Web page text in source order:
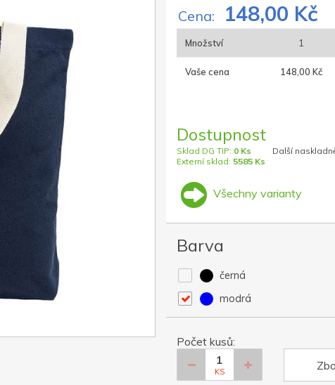
Cena: 148,00 Kč
Množství 1
Vaše cena 148,00 Kč
Dostupnost
Sklad DG TIP: 0 Ks
Externí sklad: 5585 Ks
Další
Všechny varianty
Barva
černá
modrá
Počet kusů:
KS